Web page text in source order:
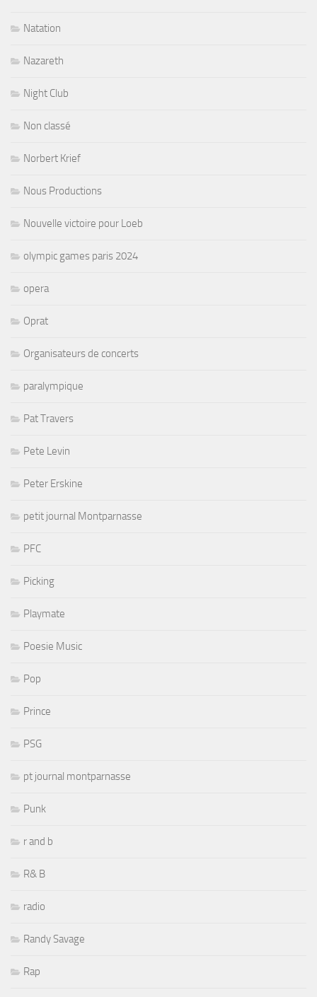
Natation
Nazareth
Night Club
Non classé
Norbert Krief
Nous Productions
Nouvelle victoire pour Loeb
olympic games paris 2024
opera
Oprat
Organisateurs de concerts
paralympique
Pat Travers
Pete Levin
Peter Erskine
petit journal Montparnasse
PFC
Picking
Playmate
Poesie Music
Pop
Prince
PSG
pt journal montparnasse
Punk
r and b
R& B
radio
Randy Savage
Rap